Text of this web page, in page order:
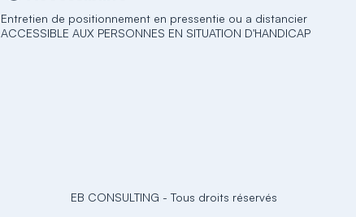
Entretien de positionnement en pressentie ou a distancier
ACCESSIBLE AUX PERSONNES EN SITUATION D'HANDICAP
EB CONSULTING - Tous droits réservés